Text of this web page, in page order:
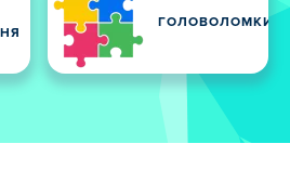
ГОЛОВОЛОМКИ